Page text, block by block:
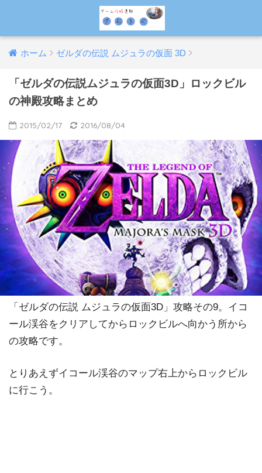
ホーム ゼルダの伝説 ムジュラの仮面 3D
「ゼルダの伝説ムジュラの仮面3D」ロックビル
の神殿攻略まとめ
2015/02/17 2016/08/04
「ゼルダの伝説 ムジュラの仮面3D」攻略その9。イコ
ール渓谷をクリアしてからロックビルへ向かう所から
の攻略です。
とりあえずイコール渓谷のマップ右上からロックビル
に行こう。